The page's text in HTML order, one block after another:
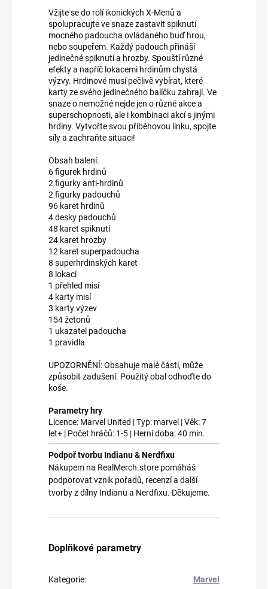
Vžijte se do rolí ikonických X-Menů a
spolupracujte ve snaze zastavit spiknutí
mocného padoucha ovládaného buď hrou,
nebo soupeřem. Každý padouch přináší
jedinečné spiknutí a hrozby. Spouští různé
efekty a napříč lokacemi hrdinům chystá
výzvy. Hrdinové musí pečlivě vybírat, které
karty ze svého jedinečného balíčku zahrají. Ve
snaze o nemožné nejde jen o různé akce a
superschopnosti, ale i kombinaci akcí s jinými
hrdiny. Vytvořte svou příběhovou linku, spojte
síly a zachraňte situaci!
Obsah balení:
6 figurek hrdinů
2 figurky anti-hrdinů
2 figurky padouchů
96 karet hrdinů
4 desky padouchů
48 karet spiknutí
24 karet hrozby
12 karet superpadoucha
8 superhrdinských karet
8 lokací
1 přehled misí
4 karty misí
3 karty výzev
154 žetonů
1 ukazatel padoucha
1 pravidla
UPOZORNĚNÍ: Obsahuje malé části, může
způsobit zadušení. Použitý obal odhoďte do
koše.
Parametry hry
Licence: Marvel United | Typ: marvel | Věk: 7
let+ | Počet hráčů: 1-5 | Herní doba: 40 min.
Podpoř tvorbu Indianu & Nerdfixu
Nákupem na RealMerch.store pomáháš
podporovat vznik pořadů, recenzí a další
tvorby z dílny Indianu a Nerdfixu. Děkujeme.
Doplňkové parametry
Kategorie: Marvel